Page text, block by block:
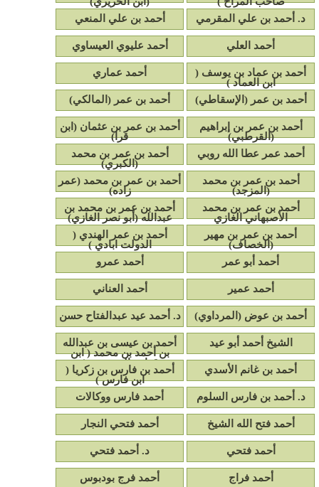
د. أحمد بن علي المقرمي
أحمد بن علي المنعي
أحمد العلي أحمد عليوي العيساوي
أحمد بن عماد بن يوسف (
ابن العماد )
أحمد عماري
أحمد بن عمر (الإسقاطي) أحمد بن عمر (المالكي)
أحمد بن عمر بن إبراهيم
(القرطبي)
أحمد بن عمر بن عثمان (ابن
قرا)
أحمد عمر عطا الله روبي
أحمد بن عمر بن محمد
(الكبري)
أحمد بن عمر بن محمد
(المزجد)
أحمد بن عمر بن محمد (عمر
زاده)
أحمد بن عمر بن محمد
الأصبهاني الغازي
أحمد بن عمر بن محمد بن
عبدالله (أبو نصر الغازي)
أحمد بن عمر بن مهير
(الخصاف)
أحمد بن عمر الهندي (
الدولت ابادي )
أحمد أبو عمر
أحمد عمرو
أحمد عمير أحمد العناني
أحمد بن عوض (المرداوي) د. أحمد عيد عبدالفتاح حسن
الشيخ أحمد أبو عيد
أحمد بن عيسى بن عبدالله
بن أحمد بن محمد ( ابن
قدامة المقدسي )
أحمد بن غانم الأسدي
أحمد بن فارس بن زكريا (
ابن فارس )
د. أحمد بن فارس السلوم
أحمد فارس ووكالات
أحمد فتح الله الشيخ أحمد فتحي النجار
أحمد فتحي د. أحمد فتحي
أحمد فراج أحمد فرج بودبوس